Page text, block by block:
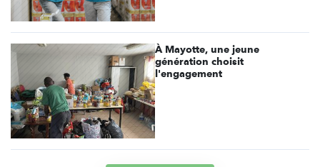
À Mayotte, une jeune
génération choisit
l'engagement